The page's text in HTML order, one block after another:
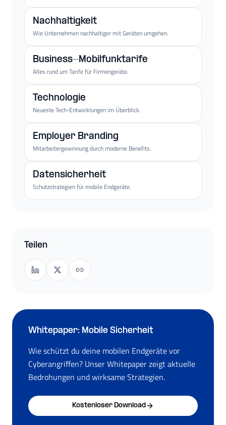
Nachhaltigkeit
Wie Unternehmen nachhaltiger mit Geräten umgehen.
Business-Mobilfunktarife
Alles rund um Tarife für Firmengeräte.
Technologie
Neueste Tech-Entwicklungen im Überblick.
Employer Branding
Mitarbeitergewinnung durch moderne Benefits.
Datensicherheit
Schutzstrategien für mobile Endgeräte.
Teilen
Whitepaper: Mobile Sicherheit
Wie schützt du deine mobilen Endgeräte vor
Cyberangriffen? Unser Whitepaper zeigt aktuelle
Bedrohungen und wirksame Strategien.
Kostenloser Download